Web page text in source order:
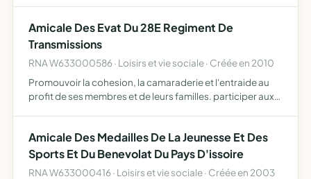
Amicale Des Evat Du 28E Regiment De
Transmissions
RNA W633000586 · Loisirs et vie sociale · Créée en 2010
Promouvoir la cohesion, la camaraderie et l'entraide au
profit de ses membres et de leurs familles. participer aux
Amicale Des Medailles De La Jeunesse Et Des
Sports Et Du Benevolat Du Pays D'issoire
RNA W633000416 · Loisirs et vie sociale · Créée en 2003